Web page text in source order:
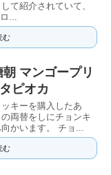
て紹介されていて、
...
む
マンゴープリ
ピオカ
キーを購入したあ
両替をしにチョンキ
かいます。 チョ...
む